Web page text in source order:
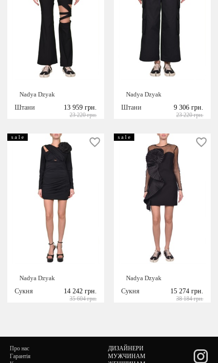
Nadya Dzyak
Штани
13 959 грн.
23 220 грн.
Nadya Dzyak
Штани
9 306 грн.
23 220 грн.
s a l e
Nadya Dzyak
Сукня
14 242 грн.
35 604 грн.
s a l e
Nadya Dzyak
Сукня
15 274 грн.
38 184 грн.
Про нас
Гарантія
ДИЗАЙНЕРИ
МУЖЧИНАМ